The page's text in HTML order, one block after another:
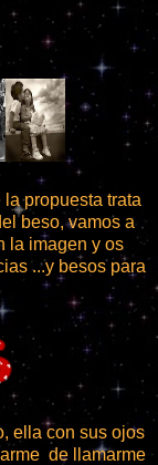
propuesta trata
beso, vamos a
la imagen y os
...y besos para
ella con sus ojos
de llamarme